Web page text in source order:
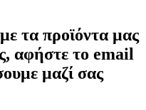
τα προϊόντα μας
αφήστε το email
μαζί σας